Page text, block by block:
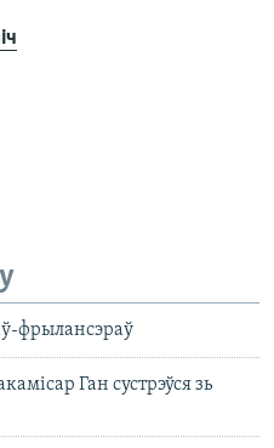
фрылансэраў
Ган сустрэўся зь